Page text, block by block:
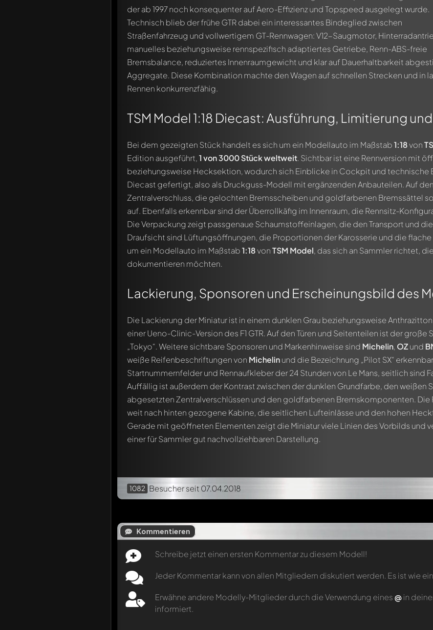
der ab 1997 noch konsequenter auf Aero-Effizienz und Topspeed ausgelegt wurde.
Technisch blieb der frühe GTR dabei ein interessantes Bindeglied zwischen
Straßenfahrzeug und vollwertigem GT-Rennwagen: V12-Saugmotor,
manuelles beziehungsweise rennspezifisch adaptiertes Getriebe, Renn-ABS-freie
Bremsbalance, reduziertes Innenraumgewicht und klar auf Dauerhaltbarkeit
Aggregate. Diese Kombination machte den Wagen auf schnellen Strecken und in
Rennen konkurrenzfähig.
TSM Model 1:18 Diecast: Ausführung, Limitierung
Bei dem gezeigten Stück handelt es sich um ein Modellauto im Maßstab1:18von
Edition ausgeführt,1 von 3000 Stück weltweit. Sichtbar ist eine Rennversion mit
beziehungsweise Hecksektion, wodurch sich Einblicke in Cockpit und technische
Diecast gefertigt, also als Druckguss-Modell mit ergänzenden Anbauteilen. Auf
Zentralverschluss, die gelochten Bremsscheiben und goldfarbenen Bremssättel
auf. Ebenfalls erkennbar sind der Überrollkäfig im Innenraum, die Rennsitz-
Die Verpackung zeigt passgenaue Schaumstoffeinlagen, die den Transport und
Draufsicht sind Lüftungsöffnungen, die Proportionen der Karosserie und die
um ein Modellauto im Maßstab1:18vonTSM Model, das sich an Sammler richtet,
dokumentieren möchten.
Lackierung, Sponsoren und Erscheinungsbild des
Die Lackierung der Miniatur ist in einem dunklen Grau beziehungsweise
einer Ueno-Clinic-Version des F1 GTR. Auf den Türen und Seitenteilen ist der große
„Tokyo“. Weitere sichtbare Sponsoren und Markenhinweise sind Michelin, OZund
weiße Reifenbeschriftungen von Michelinund die Bezeichnung „Pilot SX“
Startnummernfelder und Rennaufkleber der 24 Stunden von Le Mans, seitlich sind
Auffällig ist außerdem der Kontrast zwischen der dunklen Grundfarbe, den weißen
abgesetzten Zentralverschlüssen und den goldfarbenen Bremskomponenten.
weit nach hinten gezogene Kabine, die seitlichen Lufteinlässe und den hohen
Gerade mit geöffneten Elementen zeigt die Miniatur viele Linien des Vorbilds und
einer für Sammler gut nachvollziehbaren Darstellung.
1082 Besucherseit 07.04.2018
Kommentieren
Schreibe jetzt einen ersten Kommentar zu diesem Modell!
Jeder Kommentar kann von allen Mitgliedern diskutiert werden. Es ist wie
Erwähne andere Modelly-Mitglieder durch die Verwendung eines @in
informiert.
Schreibe jetzt einen ersten Kommentar zu diesem Modell!
Jeder Kommentar kann von allen Mitgliedern diskutiert werden. Es ist wie ein Chat.